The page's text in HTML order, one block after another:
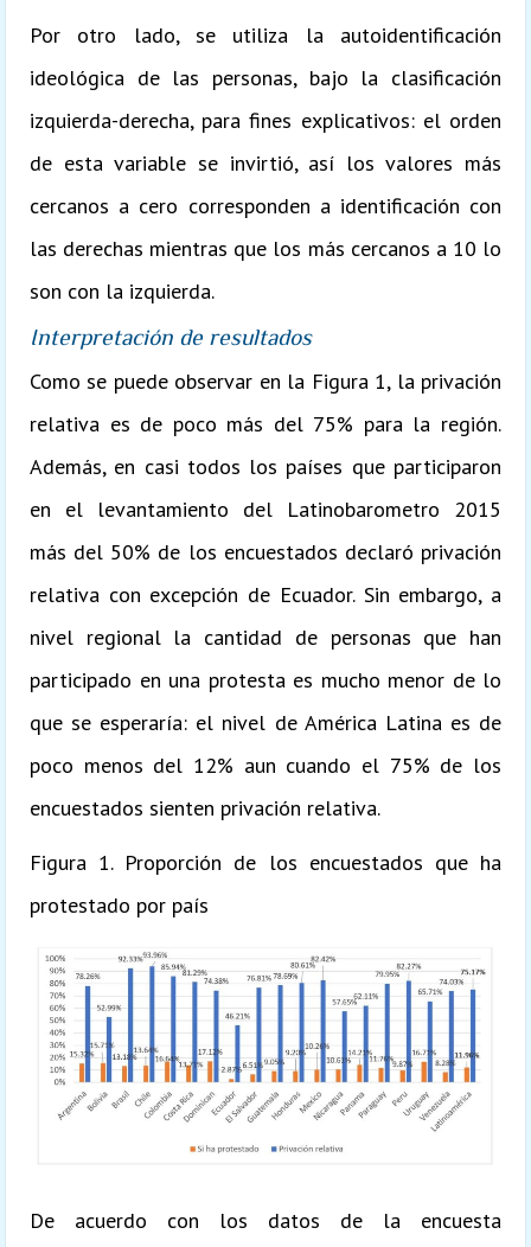
Por otro lado, se utiliza la autoidentificación
ideológica de las personas, bajo la clasificación
izquierda-derecha, para fines explicativos: el orden
de esta variable se invirtió, así los valores más
cercanos a cero corresponden a identificación con
las derechas mientras que los más cercanos a 10 lo
son con la izquierda.
Interpretación de resultados
Como se puede observar en la Figura 1, la privación
relativa es de poco más del 75% para la región.
Además, en casi todos los países que participaron
en el levantamiento del Latinobarometro 2015
más del 50% de los encuestados declaró privación
relativa con excepción de Ecuador. Sin embargo, a
nivel regional la cantidad de personas que han
participado en una protesta es mucho menor de lo
que se esperaría: el nivel de América Latina es de
poco menos del 12% aun cuando el 75% de los
encuestados sienten privación relativa.
Figura 1. Proporción de los encuestados que ha
protestado por país
De acuerdo con los datos de la encuesta